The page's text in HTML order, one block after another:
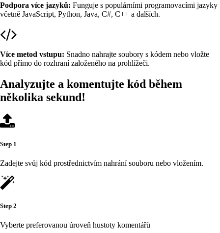
Podpora více jazyků: Funguje s populárními programovacími jazyky
včetně JavaScript, Python, Java, C#, C++ a dalších.
Více metod vstupu: Snadno nahrajte soubory s kódem nebo vložte
kód přímo do rozhraní založeného na prohlížeči.
Analyzujte a komentujte kód během
několika sekund!
Step 1
Zadejte svůj kód prostřednictvím nahrání souboru nebo vložením.
Step 2
Vyberte preferovanou úroveň hustoty komentářů